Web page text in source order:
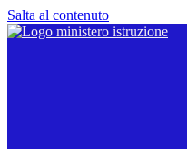
Salta al contenuto